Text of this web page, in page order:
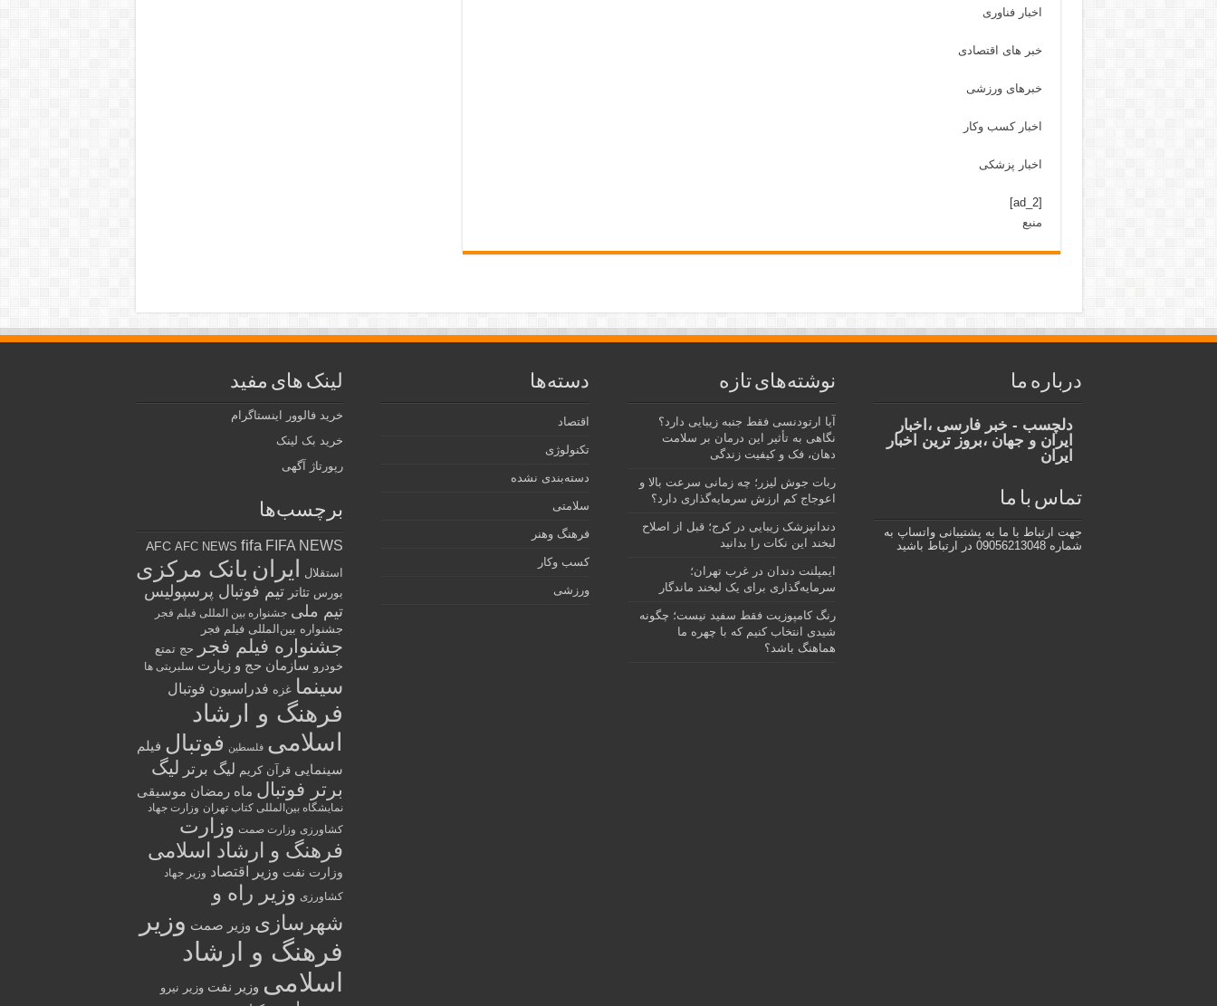
اخبار فناوری
خبر های اقتصادی
خبرهای ورزشی
اخبار کسب وکار
اخبار پزشکی
[ad_2]
منبع
درباره ما
دلچسب - خبر فارسی ،اخبار
ایران و جهان ،بروز ترین اخبار
ایران
تماس با ما
جهت ارتباط با ما به پشتیبانی واتساپ به
شماره 09056213048 در ارتباط باشید
نوشته‌های تازه
آیا ارتودنسی فقط جنبه زیبایی دارد؟
نگاهی به تأثیر این درمان بر سلامت
دهان، فک و کیفیت زندگی
ربات جوش لیزر؛ چه زمانی سرعت بالا و
اعوجاج کم ارزش سرمایه‌گذاری دارد؟
دندانپزشک زیبایی در کرج؛ قبل از اصلاح
لبخند این نکات را بدانید
ایمپلنت دندان در غرب تهران؛
سرمایه‌گذاری برای یک لبخند ماندگار
رنگ کامپوزیت فقط سفید نیست؛ چگونه
شیدی انتخاب کنیم که با چهره ما
هماهنگ باشد؟
دسته‌ها
اقتصاد
تکنولوژی
دسته‌بندی نشده
سلامتی
فرهنگ وهنر
کسب وکار
ورزشی
لینک های مفید
خرید فالوور اینستاگرام
خرید بک لینک
رپورتاژ آگهی
برچسب‌ها
AFC AFC NEWS fifa FIFA NEWS
استقلال ایران بانک مرکزی
بورس تئاتر تیم فوتبال پرسپولیس
تیم ملی جشنواره بین المللی فیلم فجر
جشنواره بین‌المللی فیلم فجر
جشنواره فیلم فجر
حج تمتع
خودرو سازمان حج و زیارت سلبریتی ها
سینما غزه فدراسیون فوتبال
فرهنگ و ارشاد
اسلامی فلسطین فوتبال فیلم
سینمایی قرآن کریم لیگ برتر لیگ
برتر فوتبال ماه رمضان موسیقی
نمایشگاه بین‌المللی کتاب تهران وزارت جهاد
کشاورزی وزارت صمت وزارت
فرهنگ و ارشاد اسلامی
وزارت نفت وزیر اقتصاد وزیر جهاد
کشاورزی وزیر راه و
شهرسازی وزیر صمت وزیر
فرهنگ و ارشاد
اسلامی وزیر نفت وزیر نیرو